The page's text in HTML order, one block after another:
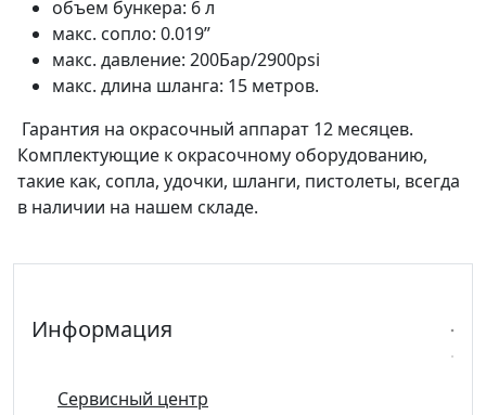
объем бункера: 6 л
макс. сопло: 0.019”
макс. давление: 200Бар/2900psi
макс. длина шланга: 15 метров.
Гарантия на окрасочный аппарат 12 месяцев.
Комплектующие к окрасочному оборудованию,
такие как, сопла, удочки, шланги, пистолеты, всегда
в наличии на нашем складе.
Информация
Сервисный центр